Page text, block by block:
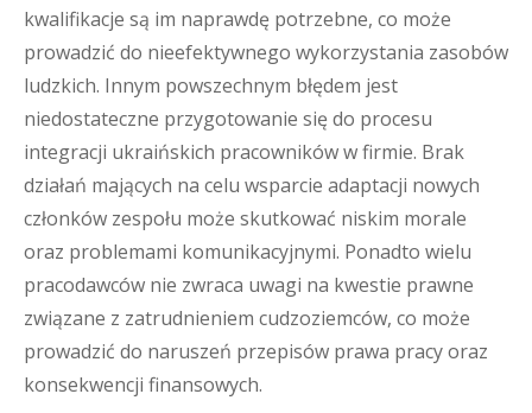
kwalifikacje są im naprawdę potrzebne, co może
prowadzić do nieefektywnego wykorzystania zasobów
ludzkich. Innym powszechnym błędem jest
niedostateczne przygotowanie się do procesu
integracji ukraińskich pracowników w firmie. Brak
działań mających na celu wsparcie adaptacji nowych
członków zespołu może skutkować niskim morale
oraz problemami komunikacyjnymi. Ponadto wielu
pracodawców nie zwraca uwagi na kwestie prawne
związane z zatrudnieniem cudzoziemców, co może
prowadzić do naruszeń przepisów prawa pracy oraz
konsekwencji finansowych.